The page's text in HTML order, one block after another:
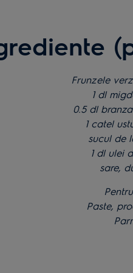
Frunzele
1 dl
0.5 dl
1 catel
sucul de
1 dl ulei
sare,
Paste,